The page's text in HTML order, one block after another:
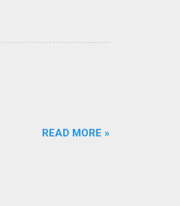
READ MORE »